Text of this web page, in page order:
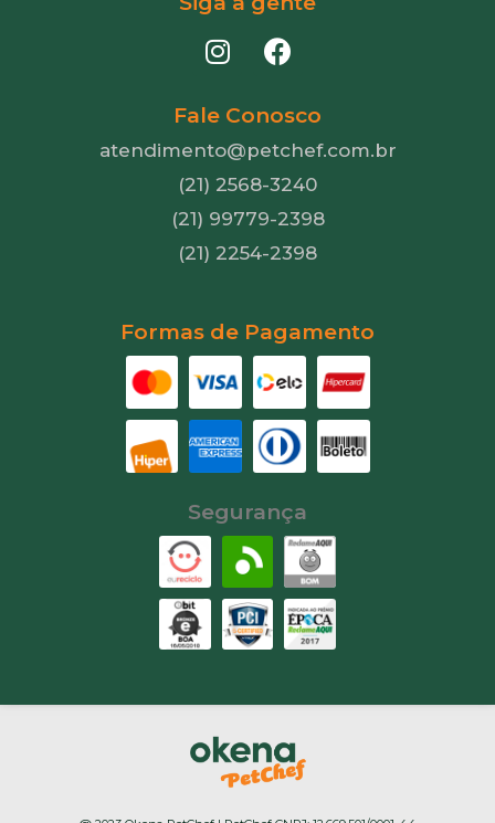
Fale Conosco
atendimento@petchef.com.br
(21) 2568-3240
(21) 99779-2398
(21) 2254-2398
Formas de Pagamento
Segurança